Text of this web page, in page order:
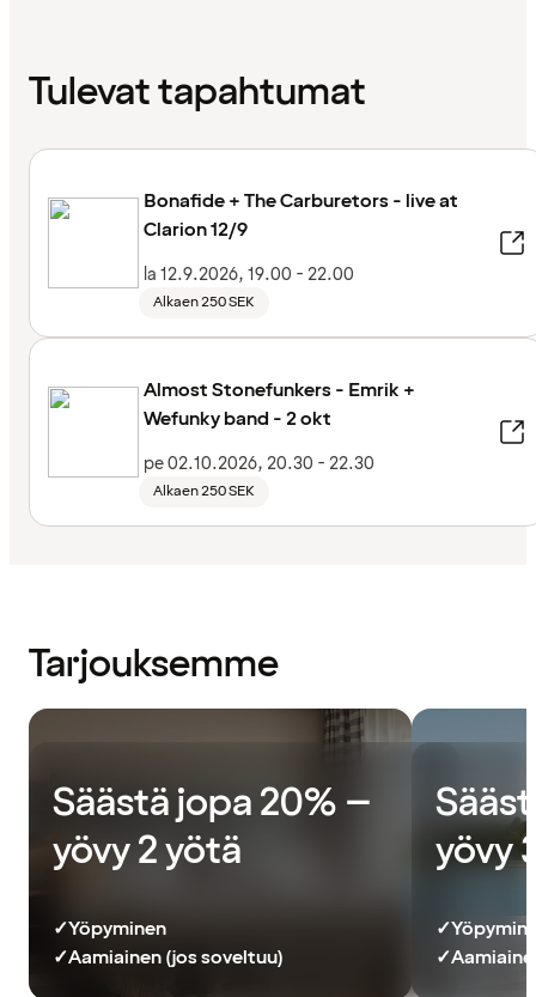
Tulevat tapahtumat
Bonafide + The Carburetors - live at
Clarion 12/9
la 12.9.2026, 19.00 - 22.00
Alkaen 250 SEK
Almost Stonefunkers - Emrik +
Wefunky band - 2 okt
pe 02.10.2026, 20.30 - 22.30
Alkaen 250 SEK
Tarjouksemme
Säästä jopa 20% –
yövy 2 yötä
✓Yöpyminen
✓Aamiainen (jos soveltuu)
yövy
✓
✓